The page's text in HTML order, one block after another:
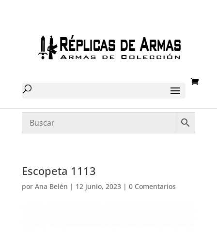
Escopeta 1113
por Ana Belén | 12 junio, 2023| 0 Comentarios